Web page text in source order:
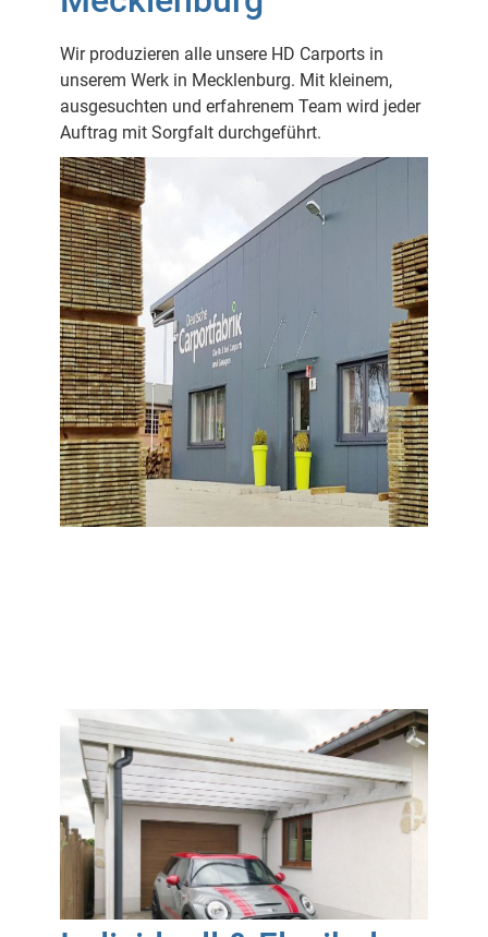
Wir produzieren alle unsere HD Carports in
unserem Werk in Mecklenburg. Mit kleinem,
ausgesuchten und erfahrenem Team wird jeder
Auftrag mit Sorgfalt durchgeführt.